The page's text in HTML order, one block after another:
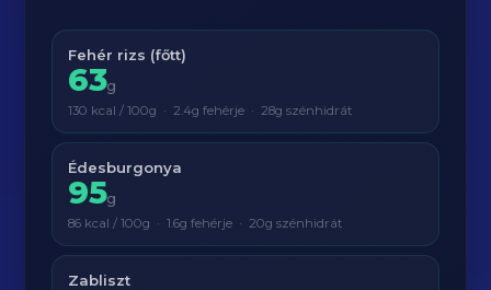
Fehér rizs (főtt)
63g
130 kcal / 100g · 2.4g fehérje · 28g szénhidrát
Édesburgonya
95g
86 kcal / 100g · 1.6g fehérje · 20g szénhidrát
Zabliszt